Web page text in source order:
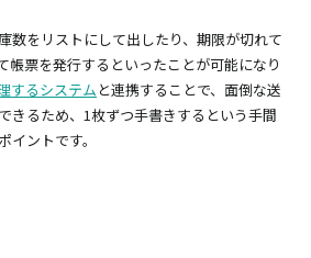
数をリストにして出したり、期限が切れて
帳票を発行するといったことが可能になり
するシステム と連携することで、面倒な送
きるため、1枚ずつ手書きするという手間
イントです。